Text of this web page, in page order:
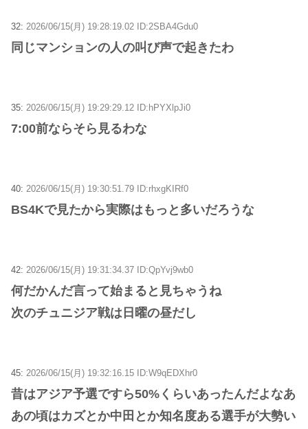
32: 2026/06/15(月) 19:28:19.02 ID:2SBA4Gdu0
同じマンションの人の叫び声で起きたわ
35: 2026/06/15(月) 19:29:29.12 ID:hPYXlpJi0
7:00前ならそら見るわな
40: 2026/06/15(月) 19:30:51.79 ID:rhxgKIRf0
BS4Kで見たから実際はもっと多いだろうな
42: 2026/06/15(月) 19:31:34.37 ID:QpYvj9wb0
何だかんだ言って始まると見ちゃうね
次のチュニジア戦は日曜の昼だし
45: 2026/06/15(月) 19:32:16.15 ID:W9qEDXhr0
昔はアジア予選ですら50%くらいあったんだよなあ
あの頃はカズとか中田とか知名度ある選手が大勢い